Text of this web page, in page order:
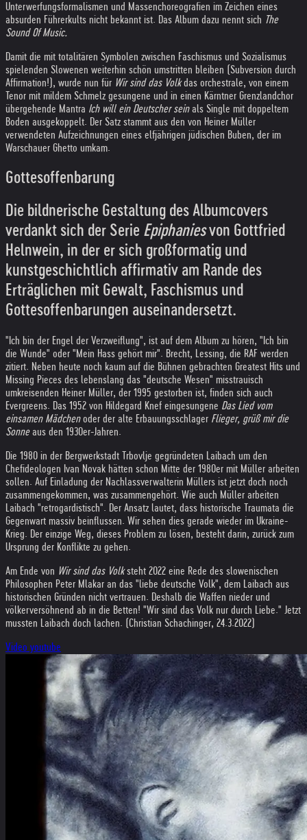
Unterwerfungsformalismen und Massenchoreografien im Zeichen eines
absurden Führerkults nicht bekannt ist. Das Album dazu nennt sich The
Sound Of Music.
Damit die mit totalitären Symbolen zwischen Faschismus und Sozialismus
spielenden Slowenen weiterhin schön umstritten bleiben (Subversion durch
Affirmation!), wurde nun für Wir sind das Volkdas orchestrale, von einem
Tenor mit mildem Schmelz gesungene und in einen Kärntner Grenzlandchor
übergehende Mantra Ich will ein Deutscher seinals Single mit doppeltem
Boden ausgekoppelt. Der Satz stammt aus den von Heiner Müller
verwendeten Aufzeichnungen eines elfjährigen jüdischen Buben, der im
Warschauer Ghetto umkam.
Gottesoffenbarung
Die bildnerische Gestaltung des Albumcovers
verdankt sich der Serie Epiphaniesvon Gottfried
Helnwein, in der er sich großformatig und
kunstgeschichtlich affirmativ am Rande des
Erträglichen mit Gewalt, Faschismus und
Gottesoffenbarungen auseinandersetzt.
"Ich bin der Engel der Verzweiflung", ist auf dem Album zu hören, "Ich bin
die Wunde" oder "Mein Hass gehört mir". Brecht, Lessing, die RAF werden
zitiert. Neben heute noch kaum auf die Bühnen gebrachten Greatest Hits und
Missing Pieces des lebenslang das "deutsche Wesen" misstrauisch
umkreisenden Heiner Müller, der 1995 gestorben ist, finden sich auch
Evergreens. Das 1952 von Hildegard Knef eingesungene Das Lied vom
einsamen Mädchenoder der alte Erbauungsschlager Flieger, grüß mir die
Sonneaus den 1930er-Jahren.
Die 1980 in der Bergwerkstadt Trbovlje gegründeten Laibach um den
Chefideologen Ivan Novak hätten schon Mitte der 1980er mit Müller arbeiten
sollen. Auf Einladung der Nachlassverwalterin Müllers ist jetzt doch noch
zusammengekommen, was zusammengehört. Wie auch Müller arbeiten
Laibach "retrogardistisch". Der Ansatz lautet, dass historische Traumata die
Gegenwart massiv beinflussen. Wir sehen dies gerade wieder im Ukraine-
Krieg. Der einzige Weg, dieses Problem zu lösen, besteht darin, zurück zum
Ursprung der Konflikte zu gehen.
Am Ende von Wir sind das Volksteht 2022 eine Rede des slowenischen
Philosophen Peter Mlakar an das "liebe deutsche Volk", dem Laibach aus
historischen Gründen nicht vertrauen. Deshalb die Waffen nieder und
völkerversöhnend ab in die Betten! "Wir sind das Volk nur durch Liebe." Jetzt
mussten Laibach doch lachen. (Christian Schachinger, 24.3.2022)
Video youtube